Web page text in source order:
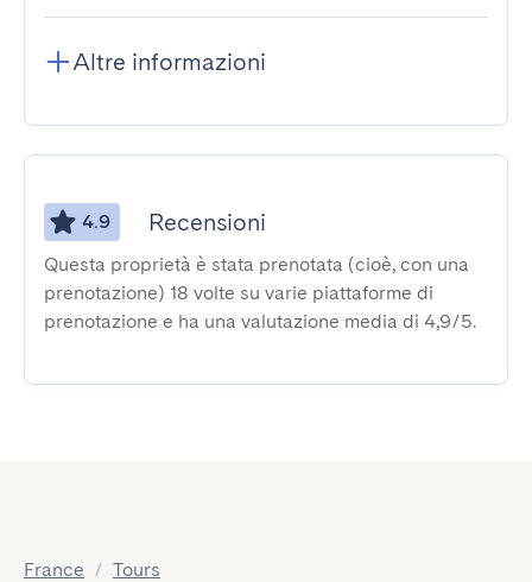
Altre informazioni
4.9 Recensioni
Questa proprietà è stata prenotata (cioè, con una
prenotazione) 18 volte su varie piattaforme di
prenotazione e ha una valutazione media di 4,9/5.
France / Tours